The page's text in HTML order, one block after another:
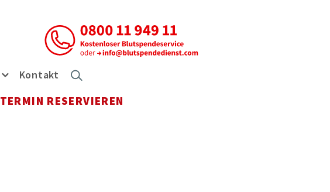
Kontakt
TERMIN RESERVIEREN